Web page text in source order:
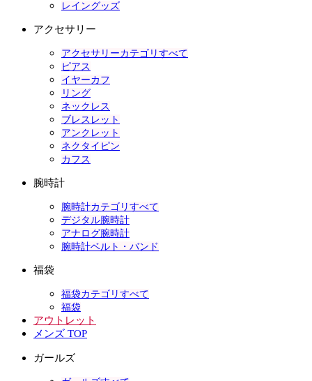
レイングッズ
アクセサリー
アクセサリーカテゴリすべて
ピアス
イヤーカフ
リング
ネックレス
ブレスレット
アンクレット
ネクタイピン
カフス
腕時計
腕時計カテゴリすべて
デジタル腕時計
アナログ腕時計
腕時計ベルト・バンド
福袋
福袋カテゴリすべて
福袋
アウトレット
メンズ TOP
ガールズ